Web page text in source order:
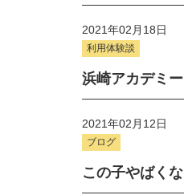
2021年02月18日
利用体験談
浜崎アカデミ
2021年02月12日
ブログ
この子やばく